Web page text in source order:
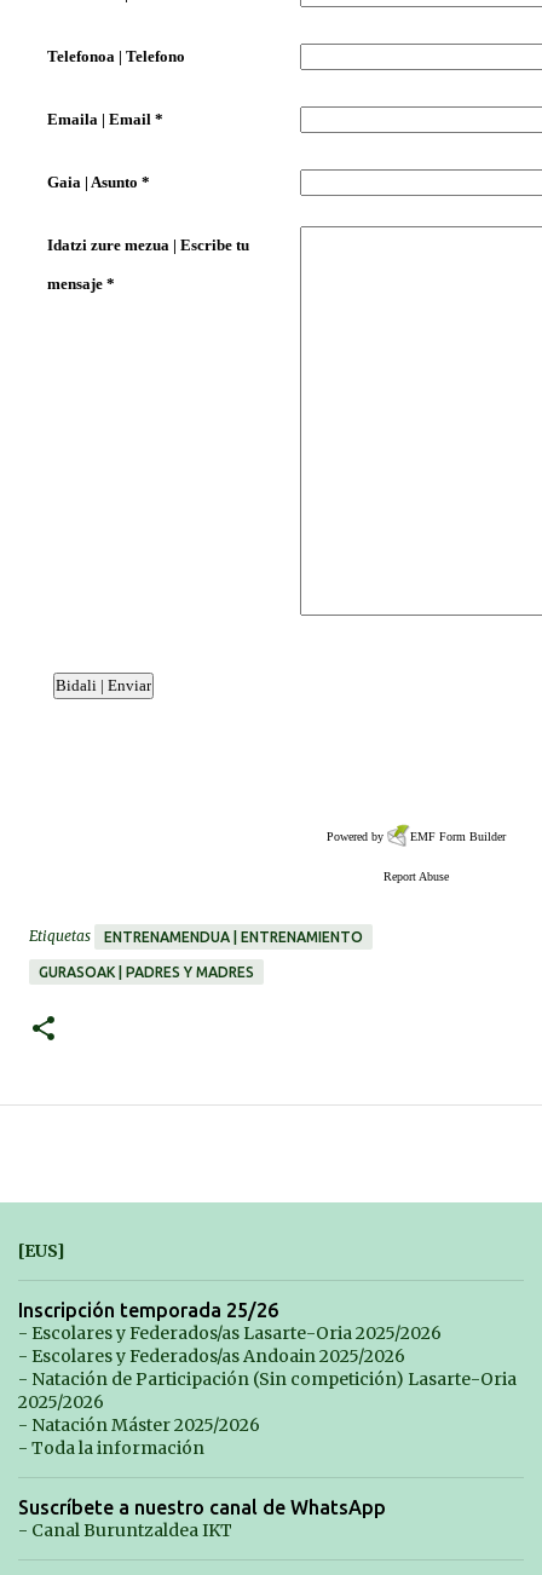
Telefonoa | Telefono
Emaila | Email *
Gaia | Asunto *
Idatzi zure mezua | Escribe tu
mensaje *
Powered by EMF Form Builder
Report Abuse
Etiquetas ENTRENAMENDUA | ENTRENAMIENTO
GURASOAK | PADRES Y MADRES
[EUS]
Inscripción temporada 25/26
- Escolares y Federados/as Lasarte-Oria 2025/2026
- Escolares y Federados/as Andoain 2025/2026
- Natación de Participación (Sin competición) Lasarte-Oria
2025/2026
- Natación Máster 2025/2026
- Toda la información
Suscríbete a nuestro canal de WhatsApp
- Canal Buruntzaldea IKT